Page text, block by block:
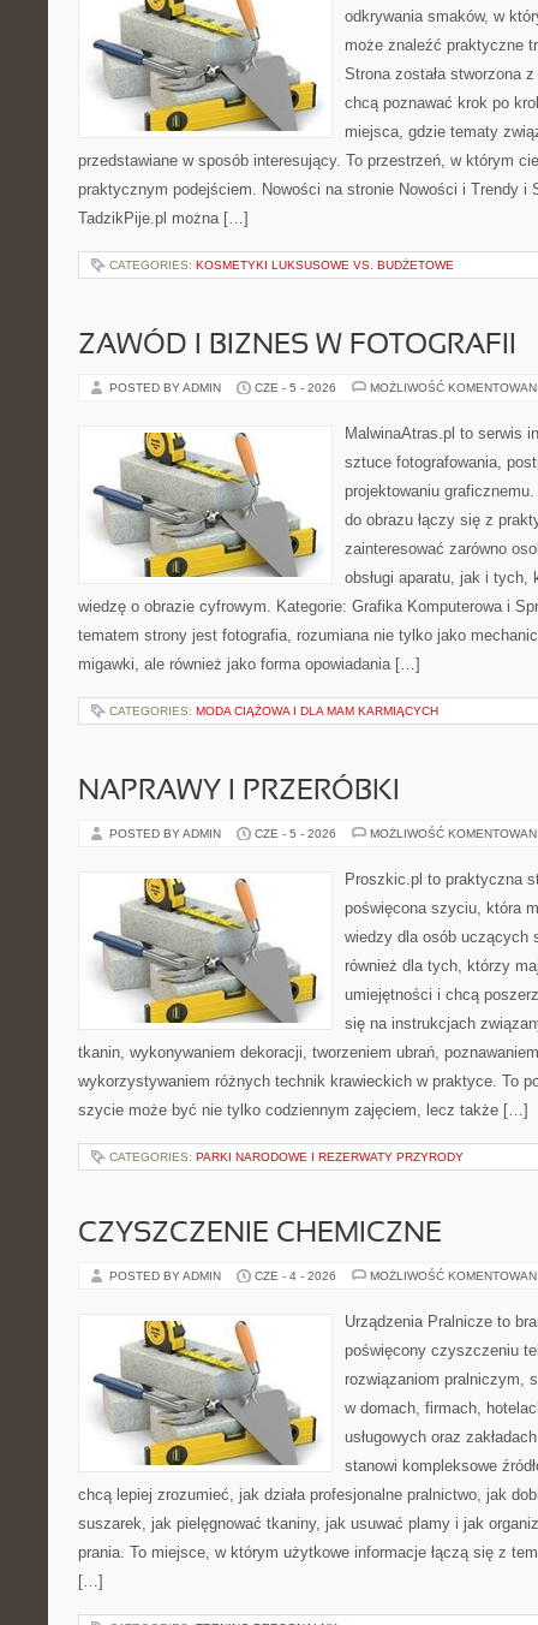
odkrywania smaków, w
może znaleźć praktyczne
Strona została stworzona
chcą poznawać krok po
miejsca, gdzie tematy
przedstawiane w sposób interesujący. To przestrzeń, w którym
praktycznym podejściem. Nowości na stronie Nowości i Trendy i
TadzikPije.pl można […]
CATEGORIES: KOSMETYKI LUKSUSOWE VS. BUDŻETOWE
ZAWÓD I BIZNES W FOTOGRAFII
POSTED BY ADMIN CZE - 5 - 2026 MOŻLIWOŚĆ
MalwinaAtras.pl to serwis
sztuce fotografowania,
projektowaniu
do obrazu łączy się z
zainteresować zarówno
obsługi aparatu, jak i
wiedzę o obrazie cyfrowym. Kategorie: Grafika Komputerowa i
tematem strony jest fotografia, rozumiana nie tylko jako
migawki, ale również jako forma opowiadania […]
CATEGORIES: MODA CIĄŻOWA I DLA MAM KARMIĄCYCH
NAPRAWY I PRZERÓBKI
POSTED BY ADMIN CZE - 5 - 2026 MOŻLIWOŚĆ
Proszkic.pl to praktyczna
poświęcona szyciu, która
wiedzy dla osób uczących
również dla tych, którzy
umiejętności i chcą
się na instrukcjach
tkanin, wykonywaniem dekoracji, tworzeniem ubrań,
wykorzystywaniem różnych technik krawieckich w praktyce. To
szycie może być nie tylko codziennym zajęciem, lecz także […]
CATEGORIES: PARKI NARODOWE I REZERWATY PRZYRODY
CZYSZCZENIE CHEMICZNE
POSTED BY ADMIN CZE - 4 - 2026 MOŻLIWOŚĆ
Urządzenia Pralnicze to
poświęcony czyszczeniu
rozwiązaniom pralniczym,
w domach, firmach,
usługowych oraz
stanowi kompleksowe
chcą lepiej zrozumieć, jak działa profesjonalne pralnictwo, jak
suszarek, jak pielęgnować tkaniny, jak usuwać plamy i jak
prania. To miejsce, w którym użytkowe informacje łączą się z
[…]